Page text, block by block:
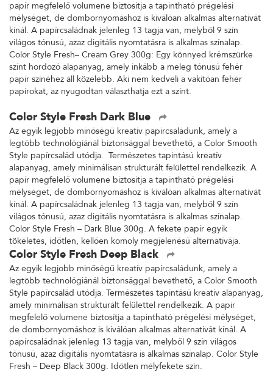
papír megfelelő volumene biztosítja a tapintható prégelési
mélységet, de dombornyomáshoz is kiválóan alkalmas alternatívát
kínál. A papírcsaládnak jelenleg 13 tagja van, melyből 9 szín
világos tónusú, azaz digitális nyomtatásra is alkalmas színalap.
Color Style Fresh– Cream Grey 300g: Egy könnyed krémszürke
színt hordozó alapanyag, amely inkább a meleg tónusú fehér
papír színéhez áll közelebb. Aki nem kedveli a vakítóan fehér
papírokat, az nyugodtan választhatja ezt a színt.
Color Style Fresh Dark Blue
Az egyik legjobb minőségű kreatív papírcsaládunk, amely a
legtöbb technológiánál biztonsággal bevethető, a Color Smooth
Style papírcsalád utódja. Természetes tapintású kreatív
alapanyag, amely minimálisan strukturált felülettel rendelkezik. A
papír megfelelő volumene biztosítja a tapintható prégelési
mélységet, de dombornyomáshoz is kiválóan alkalmas alternatívát
kínál. A papírcsaládnak jelenleg 13 tagja van, melyből 9 szín
világos tónusú, azaz digitális nyomtatásra is alkalmas színalap.
Color Style Fresh – Dark Blue 300g. A fekete papír egyik
tökéletes, időtlen, kellően komoly megjelenésű alternatívája.
Color Style Fresh Deep Black
Az egyik legjobb minőségű kreatív papírcsaládunk, amely a
legtöbb technológiánál biztonsággal bevethető, a Color Smooth
Style papírcsalád utódja. Természetes tapintású kreatív alapanyag,
amely minimálisan strukturált felülettel rendelkezik. A papír
megfelelő volumene biztosítja a tapintható prégelési mélységet,
de dombornyomáshoz is kiválóan alkalmas alternatívát kínál. A
papírcsaládnak jelenleg 13 tagja van, melyből 9 szín világos
tónusú, azaz digitális nyomtatásra is alkalmas színalap. Color Style
Fresh – Deep Black 300g. Időtlen mélyfekete szín.